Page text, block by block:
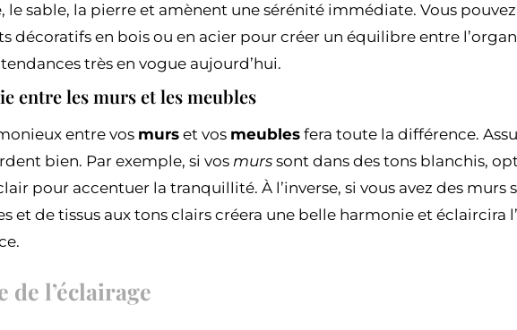
le sable, la pierre et amènent une sérénité immédiate. Vous
décoratifs en bois ou en acier pour créer un équilibre entre
très en vogue aujourd’hui.
entre les murs et les meubles
entre vos murs et vos meubles fera toute la différence.
bien. Par exemple, si vosmurs sont dans des tons blanchis,
pour accentuer la tranquillité. À l’inverse, si vous avez des murs
et de tissus aux tons clairs créera une belle harmonie et éclaircira
de l’éclairage